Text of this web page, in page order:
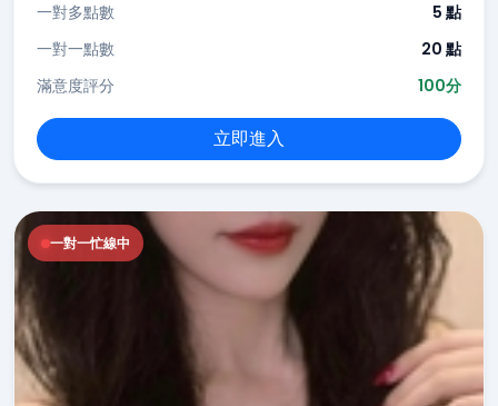
一對多點數
5 點
一對一點數
20 點
滿意度評分
100分
立即進入
一對一忙線中